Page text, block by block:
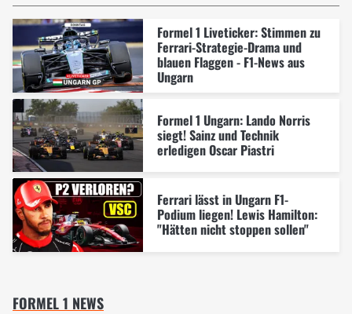
Formel 1 Liveticker: Stimmen zu
Ferrari-Strategie-Drama und
blauen Flaggen - F1-News aus
Ungarn
Formel 1 Ungarn: Lando Norris
siegt! Sainz und Technik
erledigen Oscar Piastri
Ferrari lässt in Ungarn F1-
Podium liegen! Lewis Hamilton:
"Hätten nicht stoppen sollen"
FORMEL 1 NEWS